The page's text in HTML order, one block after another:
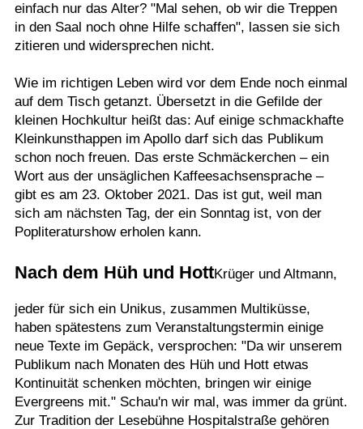
einfach nur das Alter? "Mal sehen, ob wir die Treppen
in den Saal noch ohne Hilfe schaffen", lassen sie sich
zitieren und widersprechen nicht.
Wie im richtigen Leben wird vor dem Ende noch einmal
auf dem Tisch getanzt. Übersetzt in die Gefilde der
kleinen Hochkultur heißt das: Auf einige schmackhafte
Kleinkunsthappen im Apollo darf sich das Publikum
schon noch freuen. Das erste Schmäckerchen – ein
Wort aus der unsäglichen Kaffeesachsensprache –
gibt es am 23. Oktober 2021. Das ist gut, weil man
sich am nächsten Tag, der ein Sonntag ist, von der
Popliteraturshow erholen kann.
Nach dem Hüh und HottKrüger und Altmann,
jeder für sich ein Unikus, zusammen Multiküsse,
haben spätestens zum Veranstaltungstermin einige
neue Texte im Gepäck, versprochen: "Da wir unserem
Publikum nach Monaten des Hüh und Hott etwas
Kontinuität schenken möchten, bringen wir einige
Evergreens mit." Schau'n wir mal, was immer da grünt.
Zur Tradition der Lesebühne Hospitalstraße gehören